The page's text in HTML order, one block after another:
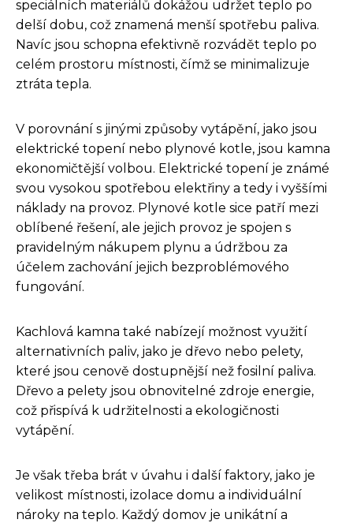
speciálních materiálů dokážou udržet teplo po
delší dobu, což znamená menší spotřebu paliva.
Navíc jsou schopna efektivně rozvádět teplo po
celém prostoru místnosti, čímž se minimalizuje
ztráta tepla.
V porovnání s jinými způsoby vytápění, jako jsou
elektrické topení nebo plynové kotle, jsou kamna
ekonomičtější volbou. Elektrické topení je známé
svou vysokou spotřebou elektřiny a tedy i vyššími
náklady na provoz. Plynové kotle sice patří mezi
oblíbené řešení, ale jejich provoz je spojen s
pravidelným nákupem plynu a údržbou za
účelem zachování jejich bezproblémového
fungování.
Kachlová kamna také nabízejí možnost využití
alternativních paliv, jako je dřevo nebo pelety,
které jsou cenově dostupnější než fosilní paliva.
Dřevo a pelety jsou obnovitelné zdroje energie,
což přispívá k udržitelnosti a ekologičnosti
vytápění.
Je však třeba brát v úvahu i další faktory, jako je
velikost místnosti, izolace domu a individuální
nároky na teplo. Každý domov je unikátní a